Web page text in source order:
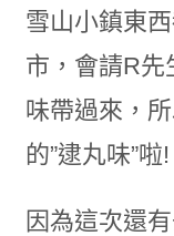
雪山小鎮東
市，會請R先
味帶過來，
的”逮丸味”啦!
因為這次還